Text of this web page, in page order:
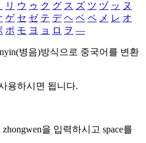
リ ウ ゥ ク グ ス ズ ツ ヅ ッ ヌ
ゲ セ ゼ テ デ ヘ ベ ペ メ レ オ
ポ モ ヨ ョ ロ ヲ ―
병음)방식으로 중국어를 변환
용하시면 됩니다.
zhongwen을 입력하시고 space를